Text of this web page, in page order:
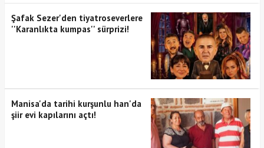
Şafak Sezer'den tiyatroseverlere
''Karanlıkta kumpas'' sürprizi!
Manisa'da tarihi kurşunlu han'da
şiir evi kapılarını açtı!